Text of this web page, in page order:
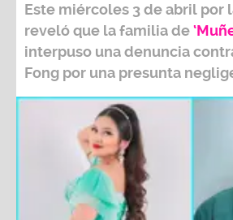
Este miércoles 3 de abril por
reveló que la familia de
interpuso una denuncia
Fong por una presunta